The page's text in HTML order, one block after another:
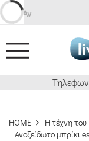
Αναζή
HOME H τέχνη
Ανοξείδωτο μπρίκι